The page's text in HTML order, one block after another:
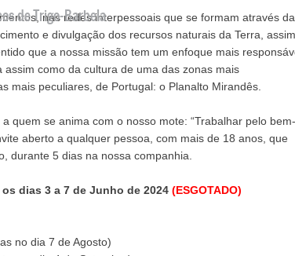
nas redes interpessoais que se formam através da
e divulgação dos recursos naturais da Terra, assim
que a nossa missão tem um enfoque mais
como da cultura de uma das zonas mais
mais peculiares, de Portugal: o Planalto Mirandês.
quem se anima com o nosso mote: “Trabalhar pelo bem-
aberto a qualquer pessoa, com mais de 18 anos, que
durante 5 dias na nossa companhia.
dias 3 a 7 de Junho de 2024 (ESGOTADO)
no dia 7 de Agosto)
de Trigo-Barbela